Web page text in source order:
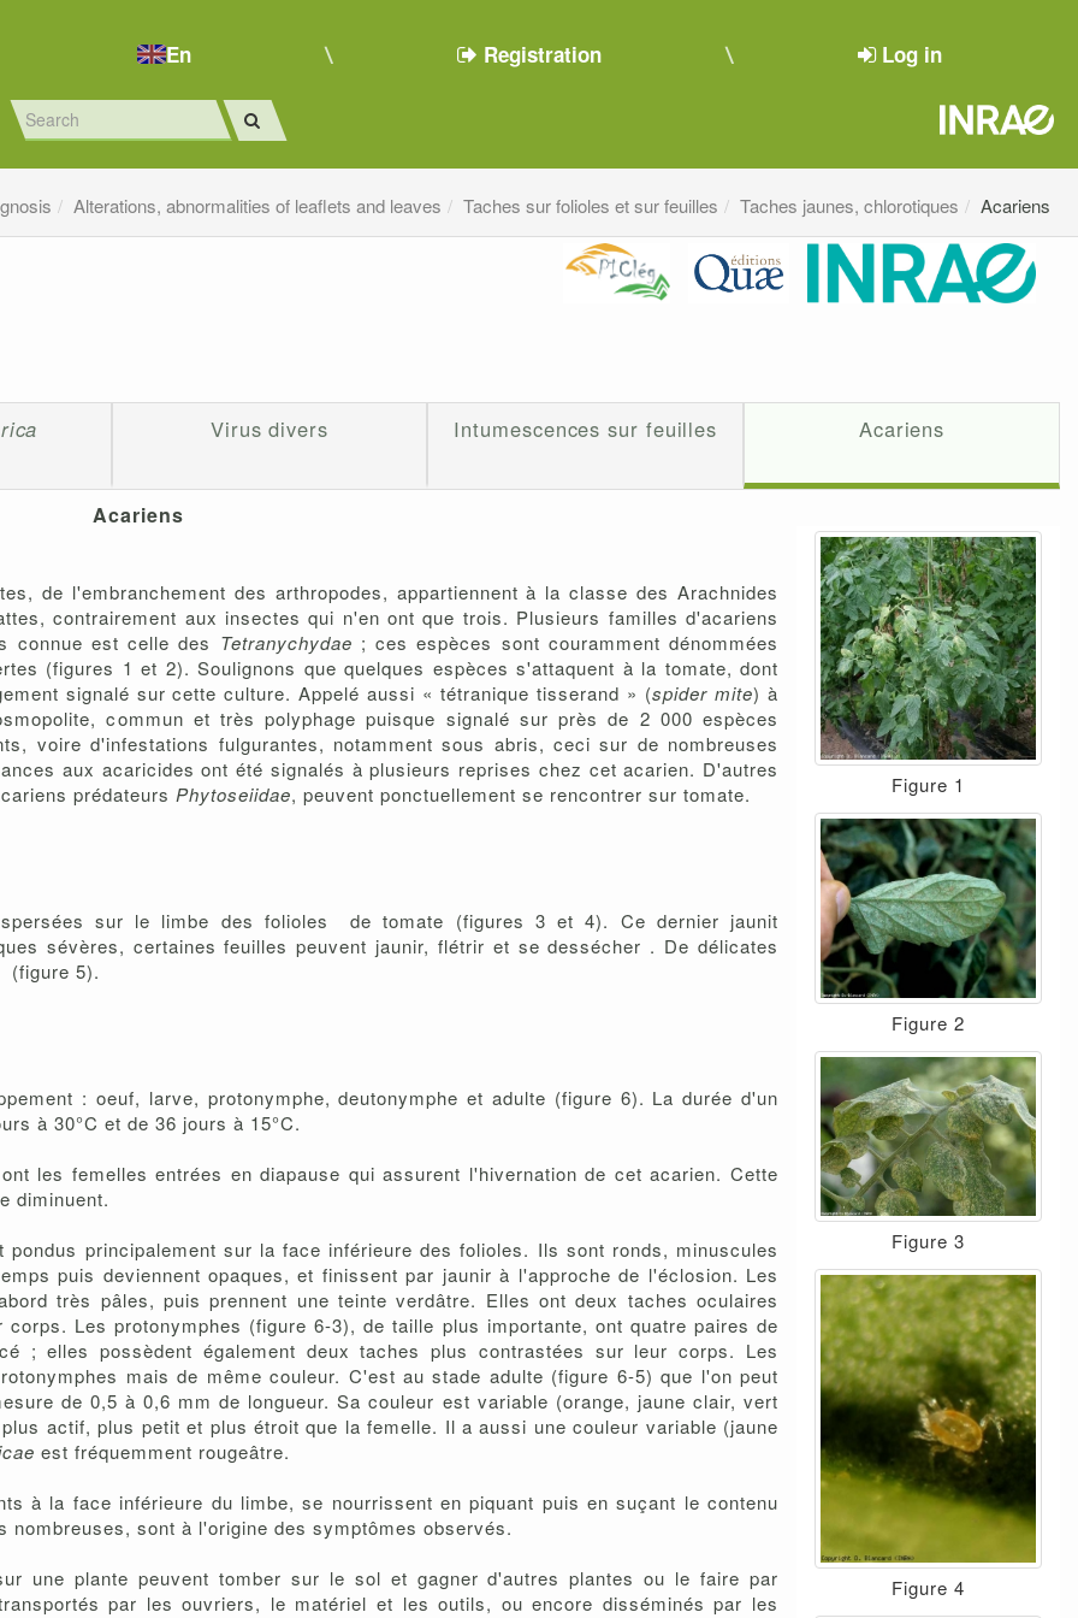
En Registration Log in
Alterations, abnormalities of leaflets and leaves Taches sur folioles et sur feuilles Taches jaunes, chlorotiques Acariens
Virus divers Intumescences sur feuilles Acariens
Acariens
de l'embranchement des arthropodes, appartiennent à la classe des Arachnides
contrairement aux insectes qui n'en ont que trois. Plusieurs familles d'acariens
connue est celle des Tetranychydae ; ces espèces sont couramment dénommées
(figures 1 et 2). Soulignons que quelques espèces s'attaquent à la tomate, dont
signalé sur cette culture. Appelé aussi « tétranique tisserand » (spider mite) à
commun et très polyphage puisque signalé sur près de 2 000 espèces
voire d'infestations fulgurantes, notamment sous abris, ceci sur de nombreuses
aux acaricides ont été signalés à plusieurs reprises chez cet acarien. D'autres
prédateurs Phytoseiidae, peuvent ponctuellement se rencontrer sur tomate.
sur le limbe des folioles de tomate (figures 3 et 4). Ce dernier jaunit
sévères, certaines feuilles peuvent jaunir, flétrir et se dessécher . De délicates
(figure 5).
: oeuf, larve, protonymphe, deutonymphe et adulte (figure 6). La durée d'un
à 30°C et de 36 jours à 15°C.
les femelles entrées en diapause qui assurent l'hivernation de cet acarien. Cette
diminuent.
principalement sur la face inférieure des folioles. Ils sont ronds, minuscules
puis deviennent opaques, et finissent par jaunir à l'approche de l'éclosion. Les
très pâles, puis prennent une teinte verdâtre. Elles ont deux taches oculaires
Les protonymphes (figure 6-3), de taille plus importante, ont quatre paires de
; elles possèdent également deux taches plus contrastées sur leur corps. Les
mais de même couleur. C'est au stade adulte (figure 6-5) que l'on peut
de 0,5 à 0,6 mm de longueur. Sa couleur est variable (orange, jaune clair, vert
actif, plus petit et plus étroit que la femelle. Il a aussi une couleur variable (jaune
est fréquemment rougeâtre.
à la face inférieure du limbe, se nourrissent en piquant puis en suçant le contenu
sont à l'origine des symptômes observés.
une plante peuvent tomber sur le sol et gagner d'autres plantes ou le faire par
par les ouvriers, le matériel et les outils, ou encore disséminés par les
Figure 1
Figure 2
Figure 3
Figure 4